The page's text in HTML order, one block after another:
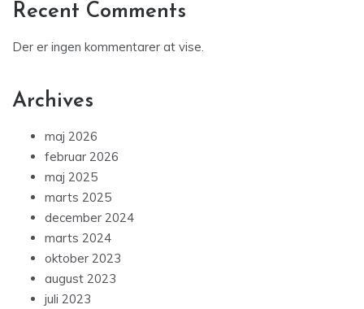
Recent Comments
Der er ingen kommentarer at vise.
Archives
maj 2026
februar 2026
maj 2025
marts 2025
december 2024
marts 2024
oktober 2023
august 2023
juli 2023